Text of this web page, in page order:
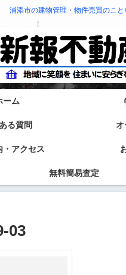
浦添市の建物管理・物件売買のこと
ーム
る質問 オ
・アクセス
無料簡易査定
03